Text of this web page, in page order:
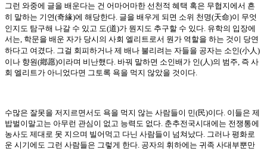
그런 와중에 글을 배운다는 건 어마어마한 선천적 혜택 혹은 무협지에서 흔
히 말하는 기연(奇緣)에 해당한다 글을 배우게 되면 소위 천명(天命)이 무엇
인지도 탐구해 나갈 수 있고 도(道)가 뭔지도 추구할 수 있다 유학의 입장에
서는 학문을 배운 자가 당시의 사회 엘리트로서 뭔가 역할을 하는 것이 당연
하다고 여겼다 그걸 회피하거나 제 배나 불리려는 자들을 공자는 소인(小人)
이나 향원(鄕愿)이라며 비난했다 바꿔 말하면 소인배가 인(人)의 범주 즉 사
회 엘리트가 아니었다면 그토록 욕을 먹지 않았을 것이다
수많은 잘못을 저지르면서도 욕을 먹지 않는 사람들이 민(民)이다 이들은 제
밥벌이말고는 아무런 관심이 없고 능력도 없다 춘추전국시대에는 전쟁통에
농사도 제대로 못 지으며 빌어먹고 다닌 사람들이 넘쳐났다 그러나 평화로
운 시기에도 그런 사람들은 그렇게 한다 공자의 휘하에는 귀족 사대부뿐만